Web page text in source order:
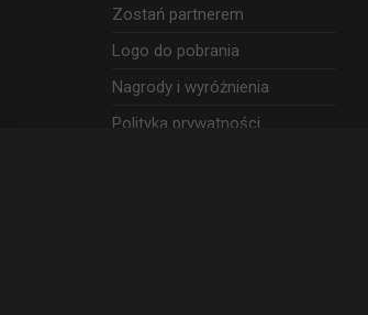
Zostań partnerem
Logo do pobrania
Nagrody i wyróżnienia
Polityka prywatności